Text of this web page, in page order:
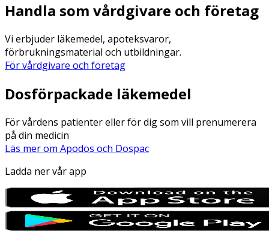
Handla som vårdgivare och företag
Vi erbjuder läkemedel, apoteksvaror,
förbrukningsmaterial och utbildningar.
För vårdgivare och företag
Dosförpackade läkemedel
För vårdens patienter eller för dig som vill prenumerera
på din medicin
Läs mer om Apodos och Dospac
Ladda ner vår app